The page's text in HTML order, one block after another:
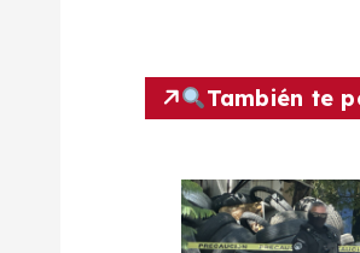
También te